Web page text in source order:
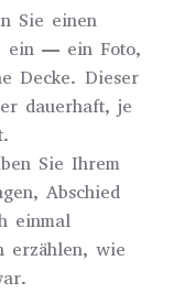
Sie einen
ein — ein Foto,
Decke. Dieser
dauerhaft, je
Sie Ihrem
Abschied
einmal
erzählen, wie